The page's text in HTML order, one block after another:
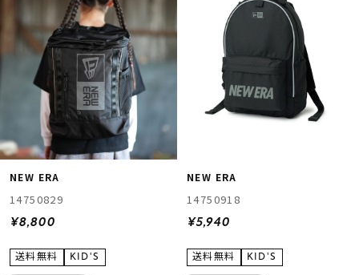
NEW ERA
14750829
¥8,800
NEW ERA
14750918
¥5,940